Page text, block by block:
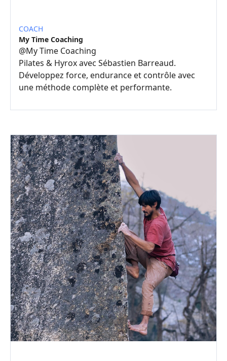
COACH
My Time Coaching
@My Time Coaching
Pilates & Hyrox avec Sébastien Barreaud.
Développez force, endurance et contrôle avec
une méthode complète et performante.